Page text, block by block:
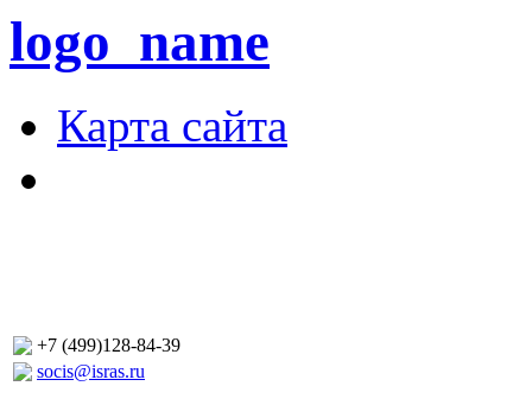
logo_name
Карта сайта
+7 (499)128-84-39
socis@isras.ru